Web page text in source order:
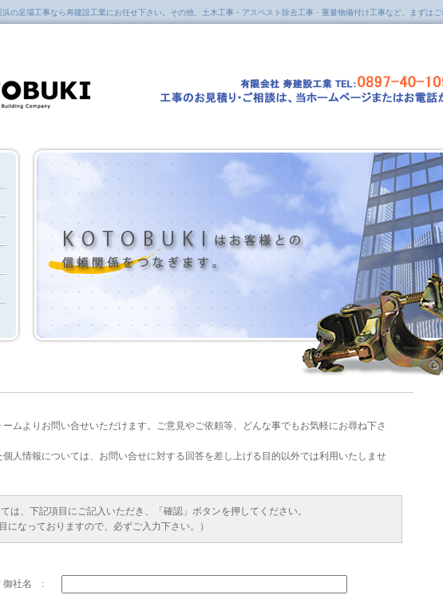
の足場工事なら寿建設工業にお任せ下さい。その他、土木工事・アスベスト除去工事・重量物備付け工事など、まずはご
ームよりお問い合せいただけます。ご意見やご依頼等、どんな事でもお気軽にお尋ね下さ
個人情報については、お問い合せに対する回答を差し上げる目的以外では利用いたしませ
は、下記項目にご記入いただき、「確認」ボタンを押してください。
になっておりますので、必ずご入力下さい。）
御社名 :